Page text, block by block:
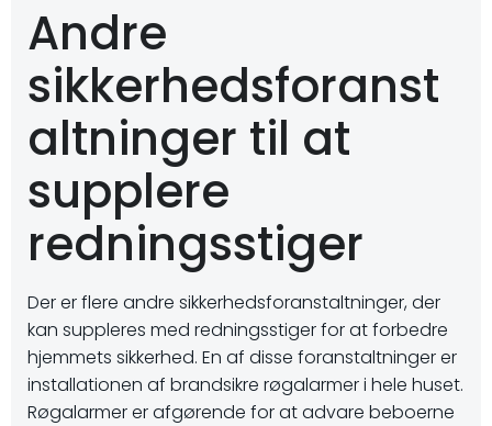
Andre
sikkerhedsforanst
altninger til at
supplere
redningsstiger
Der er flere andre sikkerhedsforanstaltninger, der
kan suppleres med redningsstiger for at forbedre
hjemmets sikkerhed. En af disse foranstaltninger er
installationen af brandsikre røgalarmer i hele huset.
Røgalarmer er afgørende for at advare beboerne